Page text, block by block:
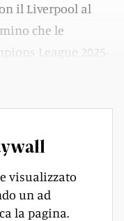
il Liverpool al
che le
League 2025-
visualizzato
un ad
la pagina.